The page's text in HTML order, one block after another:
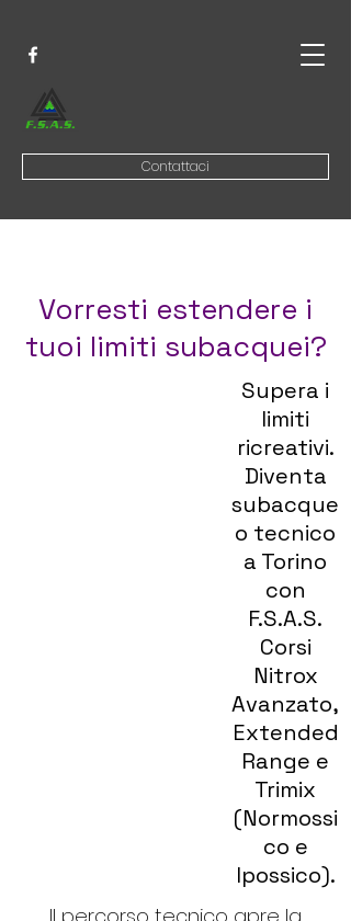
Contattaci
Vorresti estendere i
tuoi limiti subacquei?
Supera i
limiti
ricreativi.
Diventa
subacque
o tecnico
a Torino
con
F.S.A.S.
Corsi
Nitrox
Avanzato,
Extended
Range e
Trimix
(Normossi
co e
Ipossico).